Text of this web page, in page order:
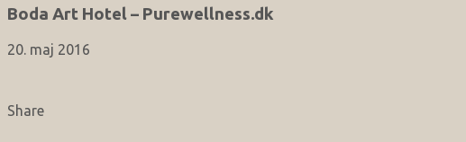
Boda Art Hotel – Purewellness.dk
20. maj 2016
Share